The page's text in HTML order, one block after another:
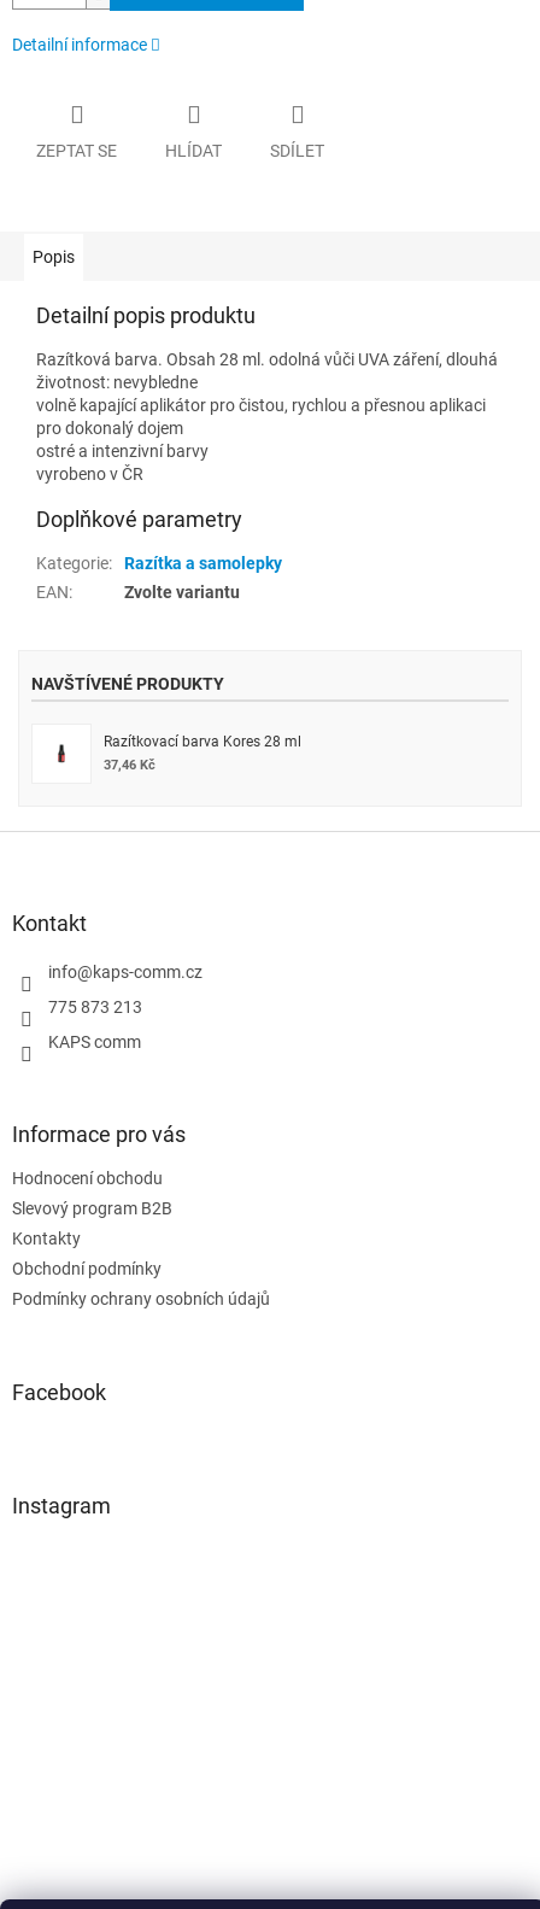
Detailní informace
ZEPTAT SE HLÍDAT SDÍLET
Popis
Detailní popis produktu
Razítková barva. Obsah 28 ml. odolná vůči UVA záření, dlouhá
životnost: nevybledne
volně kapající aplikátor pro čistou, rychlou a přesnou aplikaci
pro dokonalý dojem
ostré a intenzivní barvy
vyrobeno v ČR
Doplňkové parametry
Kategorie:
Razítka a samolepky
EAN: Zvolte variantu
NAVŠTÍVENÉ PRODUKTY
Razítkovací barva Kores 28 ml
37,46 Kč
Kontakt
info@kaps-comm.cz
775 873 213
KAPS comm
Informace pro vás
Hodnocení obchodu
Slevový program B2B
Kontakty
Obchodní podmínky
Podmínky ochrany osobních údajů
Facebook
Instagram